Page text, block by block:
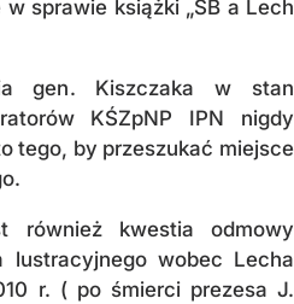
sprawie książki „SB a Lech
gen. Kiszczaka w stan
KŚZpNP IPN nigdy
tego, by przeszukać miejsce
również kwestia odmowy
lustracyjnego wobec Lecha
r. ( po śmierci prezesa J.